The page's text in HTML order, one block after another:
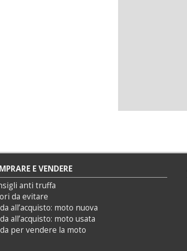
E VENDERE
anti truffa
da evitare
all’acquisto: moto nuova
all’acquisto: moto usata
per vendere la moto